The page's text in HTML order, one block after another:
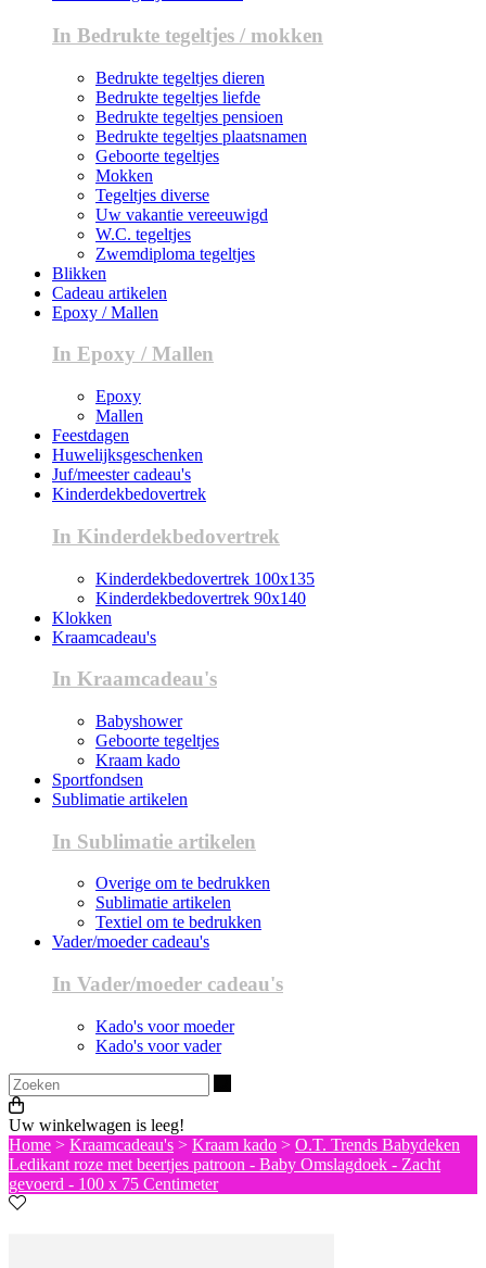
In Bedrukte tegeltjes / mokken
Bedrukte tegeltjes dieren
Bedrukte tegeltjes liefde
Bedrukte tegeltjes pensioen
Bedrukte tegeltjes plaatsnamen
Geboorte tegeltjes
Mokken
Tegeltjes diverse
Uw vakantie vereeuwigd
W.C. tegeltjes
Zwemdiploma tegeltjes
Blikken
Cadeau artikelen
Epoxy / Mallen
In Epoxy / Mallen
Epoxy
Mallen
Feestdagen
Huwelijksgeschenken
Juf/meester cadeau's
Kinderdekbedovertrek
In Kinderdekbedovertrek
Kinderdekbedovertrek 100x135
Kinderdekbedovertrek 90x140
Klokken
Kraamcadeau's
In Kraamcadeau's
Babyshower
Geboorte tegeltjes
Kraam kado
Sportfondsen
Sublimatie artikelen
In Sublimatie artikelen
Overige om te bedrukken
Sublimatie artikelen
Textiel om te bedrukken
Vader/moeder cadeau's
In Vader/moeder cadeau's
Kado's voor moeder
Kado's voor vader
Uw winkelwagen is leeg!
Home > Kraamcadeau's > Kraam kado > O.T. Trends Babydeken
Ledikant roze met beertjes patroon - Baby Omslagdoek - Zacht
gevoerd - 100 x 75 Centimeter